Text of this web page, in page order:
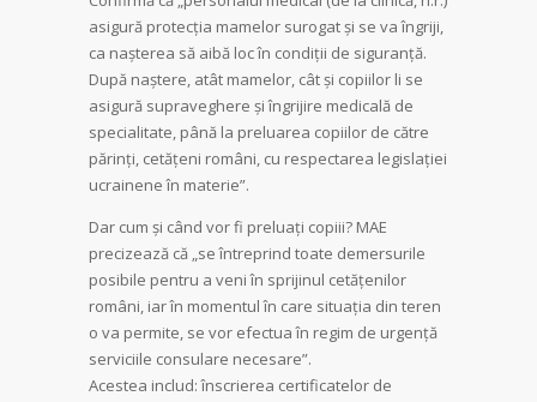
asigură protecția mamelor surogat și se va îngriji,
ca nașterea să aibă loc în condiții de siguranță.
După naștere, atât mamelor, cât și copiilor li se
asigură supraveghere și îngrijire medicală de
specialitate, până la preluarea copiilor de către
părinți, cetățeni români, cu respectarea legislației
ucrainene în materie”.
Dar cum și când vor fi preluați copiii? MAE
precizează că „se întreprind toate demersurile
posibile pentru a veni în sprijinul cetățenilor
români, iar în momentul în care situația din teren
o va permite, se vor efectua în regim de urgență
serviciile consulare necesare”.
Acestea includ: înscrierea certificatelor de